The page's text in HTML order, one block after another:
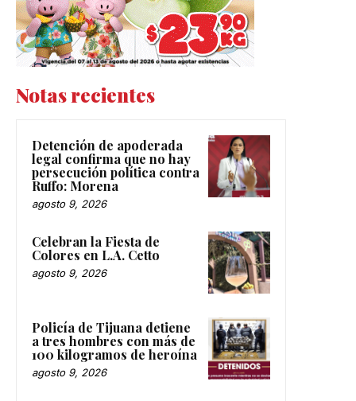
Notas recientes
Detención de apoderada
legal confirma que no hay
persecución política contra
Ruffo: Morena
agosto 9, 2026
Celebran la Fiesta de
Colores en L.A. Cetto
agosto 9, 2026
Policía de Tijuana detiene
a tres hombres con más de
100 kilogramos de heroína
agosto 9, 2026